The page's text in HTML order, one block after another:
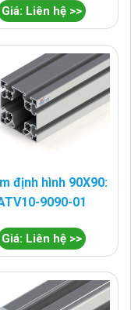
Giá: Liên hệ >>
định hình 90X90:
9090-01
Giá: Liên hệ >>